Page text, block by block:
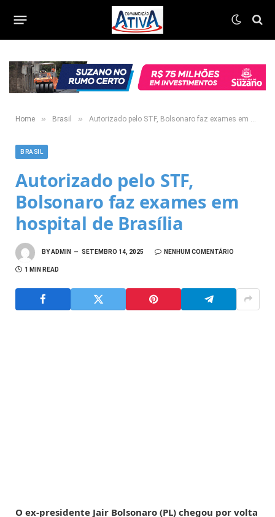
Home » Brasil » Autorizado pelo STF, Bolsonaro faz exames em hospital de Brasília
BRASIL
Autorizado pelo STF,
Bolsonaro faz exames em
hospital de Brasília
BYADMIN SETEMBRO 14, 2025 NENHUM COMENTÁRIO
1 MIN READ
O ex-presidente Jair Bolsonaro (PL) chegou por volta